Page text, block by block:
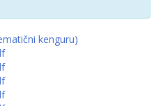
kenguru)